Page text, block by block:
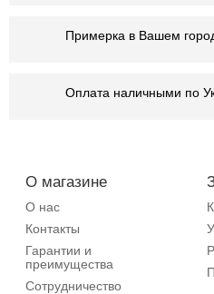
Примерка в Вашем
Оплата наличными по
О магазине
О нас
Контакты
Гарантии и
преимущества
Сотрудничество